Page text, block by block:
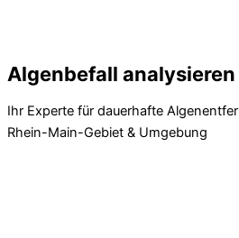
Algenbefall analysieren
Ihr Experte für dauerhafte
Rhein-Main-Gebiet & Umgebung